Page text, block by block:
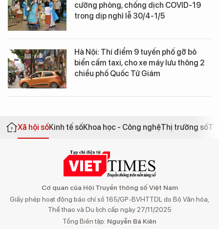
cường phòng, chống dịch COVID-19
trong dịp nghỉ lễ 30/4-1/5
Hà Nội: Thí điểm 9 tuyến phố gỡ bỏ
biển cấm taxi, cho xe máy lưu thông 2
chiều phố Quốc Tử Giám
Xã hội sốKinh tế sốKhoa học - Công nghệThị trường số
Cơ quan của Hội Truyền thông số Việt Nam
Giấy phép hoạt động báo chí số 165/GP-BVHTTDL do Bộ Văn hóa,
Thể thao và Du lịch cấp ngày 27/11/2025
Tổng Biên tập: Nguyễn Bá Kiên